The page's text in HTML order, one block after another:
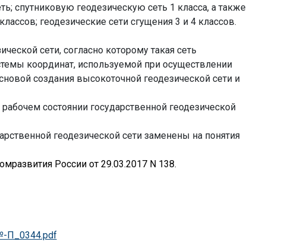
спутниковую геодезическую сеть 1 класса, а также
геодезические сети сгущения 3 и 4 классов.
сети, согласно которому такая сеть
координат, используемой при осуществлении
создания высокоточной геодезической сети и
состоянии государственной геодезической
геодезической сети заменены на понятия
России от 29.03.2017 N 138.
П_0344.pdf